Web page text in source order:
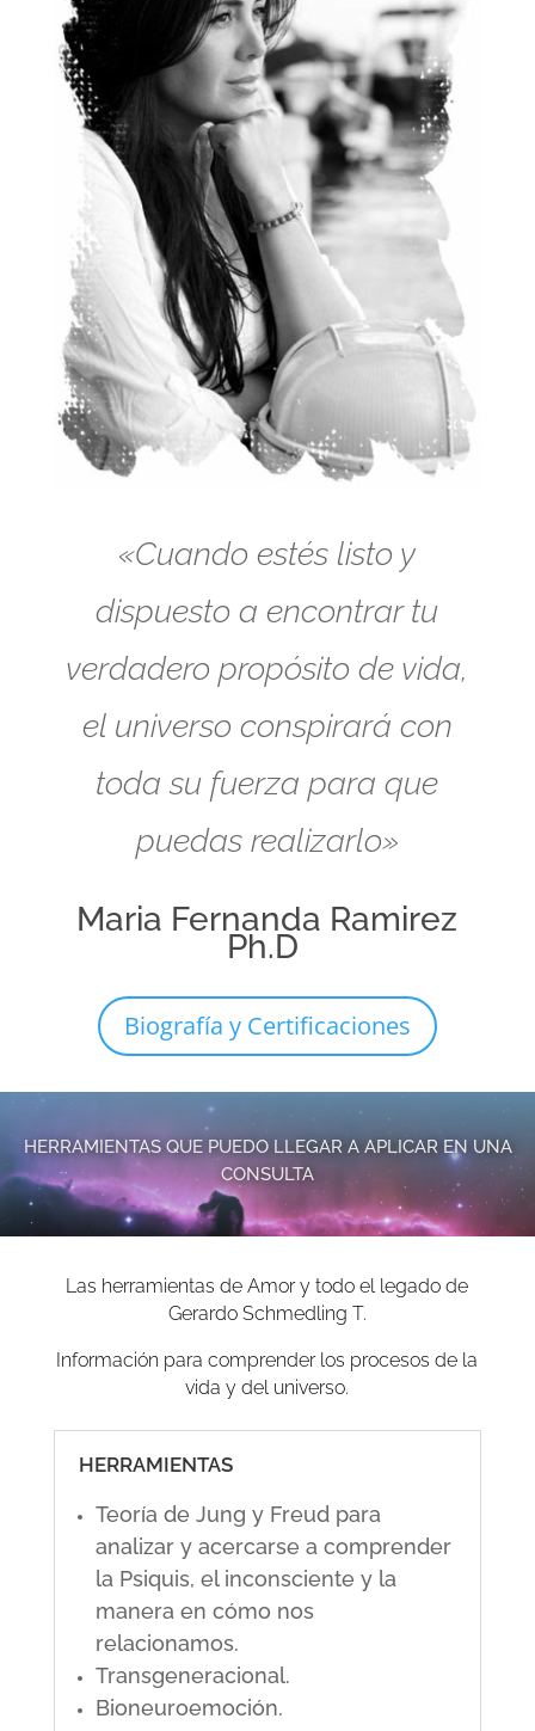
«Cuando estés listo y
dispuesto a encontrar tu
verdadero propósito de vida,
el universo conspirará con
toda su fuerza para que
puedas realizarlo»
Maria Fernanda Ramirez
Ph.D
Biografía y Certificaciones
HERRAMIENTAS QUE PUEDO LLEGAR A APLICAR EN UNA
CONSULTA
Las herramientas de Amor y todo el legado de
Gerardo Schmedling T.
Información para comprender los procesos de la
vida y del universo.
HERRAMIENTAS
Teoría de Jung y Freud para
analizar y acercarse a comprender
la Psiquis, el inconsciente y la
manera en cómo nos
relacionamos.
Transgeneracional.
Bioneuroemoción.